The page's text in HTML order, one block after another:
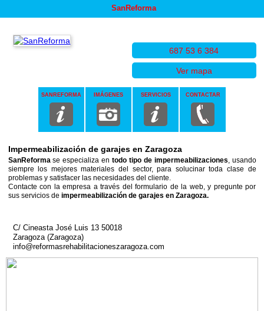
SanReforma
687 53 6 384
Ver mapa
SANREFORMA IMÁGENES SERVICIOS CONTACTAR
Impermeabilización de garajes en Zaragoza
SanReforma se especializa en todo tipo de impermeabilizaciones , usando
siempre los mejores materiales del sector, para solucinar toda clase de
problemas y satisfacer las necesidades del cliente.
Contacte con la empresa a través del formulario de la web, y pregunte por
sus servicios de impermeabilización de garajes en Zaragoza.
C/ Cineasta José Luis 13 50018
Zaragoza (Zaragoza)
info@reformasrehabilitacioneszaragoza.com